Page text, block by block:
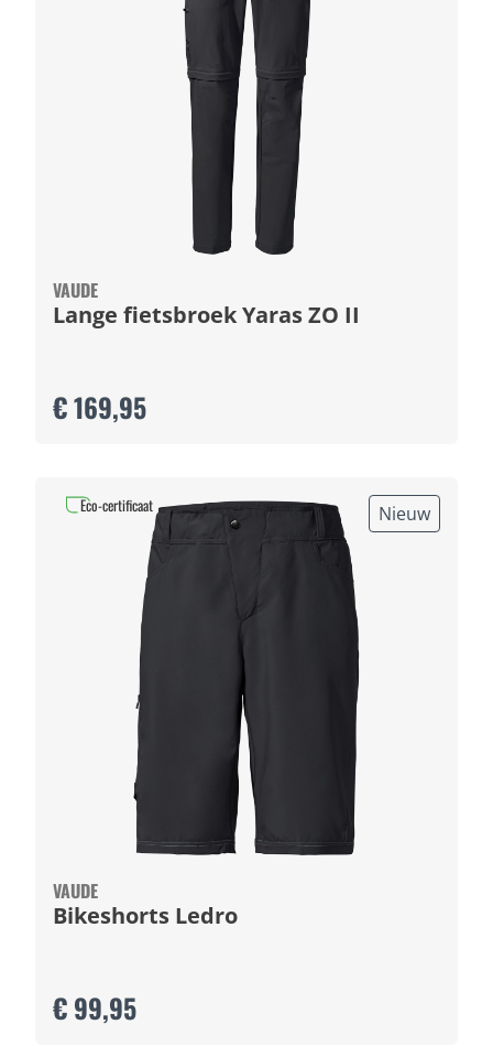
VAUDE
Lange fietsbroek Yaras ZO II
€ 169,95
Nieuw
VAUDE
Bikeshorts Ledro
€ 99,95
Eco-certificaat